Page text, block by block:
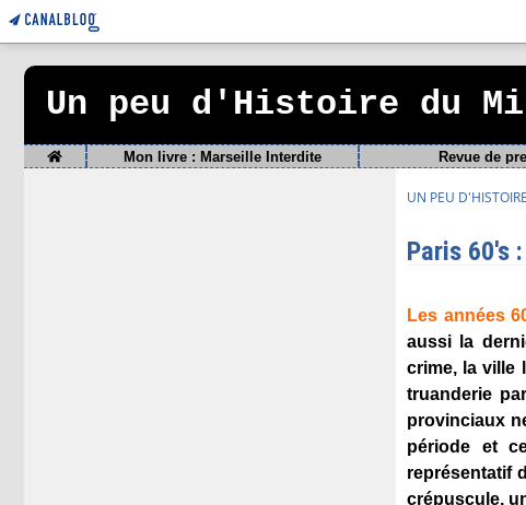
Un peu d'Histoire du
Home Mon livre : Marseille Interdite Revue de
UN PEU
Paris 60's
Les années
aussi la
crime, la ville
truanderie
provinciaux
période et
représentatif
crépuscule,